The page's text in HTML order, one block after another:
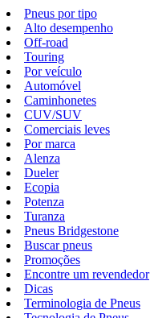
Pneus por tipo
Alto desempenho
Off-road
Touring
Por veículo
Automóvel
Caminhonetes
CUV/SUV
Comerciais leves
Por marca
Alenza
Dueler
Ecopia
Potenza
Turanza
Pneus Bridgestone
Buscar pneus
Promoções
Encontre um revendedor
Dicas
Terminologia de Pneus